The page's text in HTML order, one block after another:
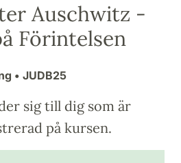
Auschwitz -
Förintelsen
• JUDB25
sig till dig som är
på kursen.